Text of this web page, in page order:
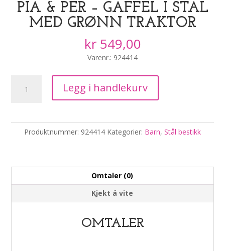
PIA & PER – GAFFEL I STÅL
MED GRØNN TRAKTOR
kr549,00
Varenr.: 924414
traktor
Legg i handlekurv
Produktnummer: 924414 Kategorier: Barn, Stål bestikk
Omtaler (0)
Kjekt å vite
OMTALER